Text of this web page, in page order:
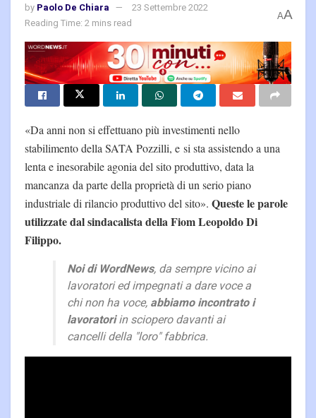
by Paolo De Chiara
23 Settembre 2022
Reading Time: 2 mins read
AA
«Da anni non si effettuano più investimenti nello
stabilimento della SATA Pozzilli, e si sta assistendo a una
lenta e inesorabile agonia del sito produttivo, data la
mancanza da parte della proprietà di un serio piano
industriale di rilancio produttivo del sito». Queste le parole
utilizzate dal sindacalista della Fiom Leopoldo Di
Filippo.
Noi di WordNews, da sempre vicino ai
lavoratori ed impegnati a dare voce a
chi non ha voce, abbiamo incontrato i
lavoratoriin sciopero davanti ai
cancelli della "loro" fabbrica.